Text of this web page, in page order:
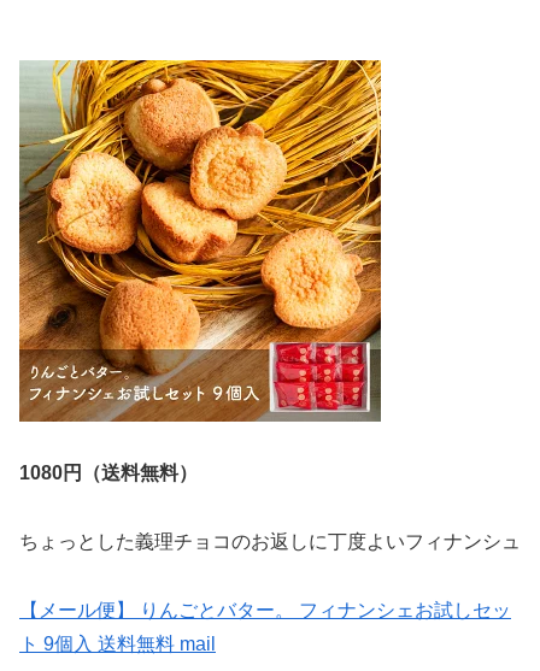
1080円（送料無料）
ちょっとした義理チョコのお返しに丁度よいフィナンシュ
【メール便】 りんごとバター。 フィナンシェお試しセッ
ト 9個入 送料無料 mail